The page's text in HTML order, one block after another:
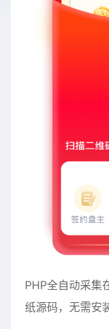
PHP全自动采集
纸源码，无需安